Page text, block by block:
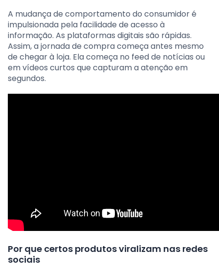
A mudança de comportamento do consumidor é
impulsionada pela facilidade de acesso à
informação. As plataformas digitais são rápidas.
Assim, a jornada de compra começa antes mesmo
de chegar à loja. Ela começa no feed de notícias ou
em vídeos curtos que capturam a atenção em
segundos.
Por que certos produtos viralizam nas redes
sociais